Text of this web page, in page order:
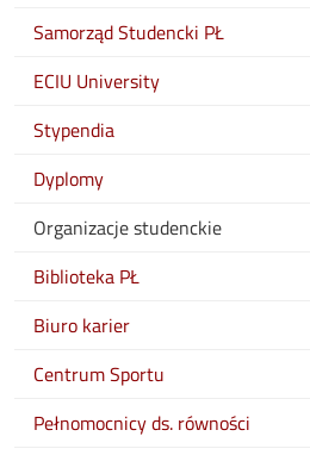
Samorząd Studencki PŁ
ECIU University
Stypendia
Dyplomy
Organizacje studenckie
Biblioteka PŁ
Biuro karier
Centrum Sportu
Pełnomocnicy ds. równości